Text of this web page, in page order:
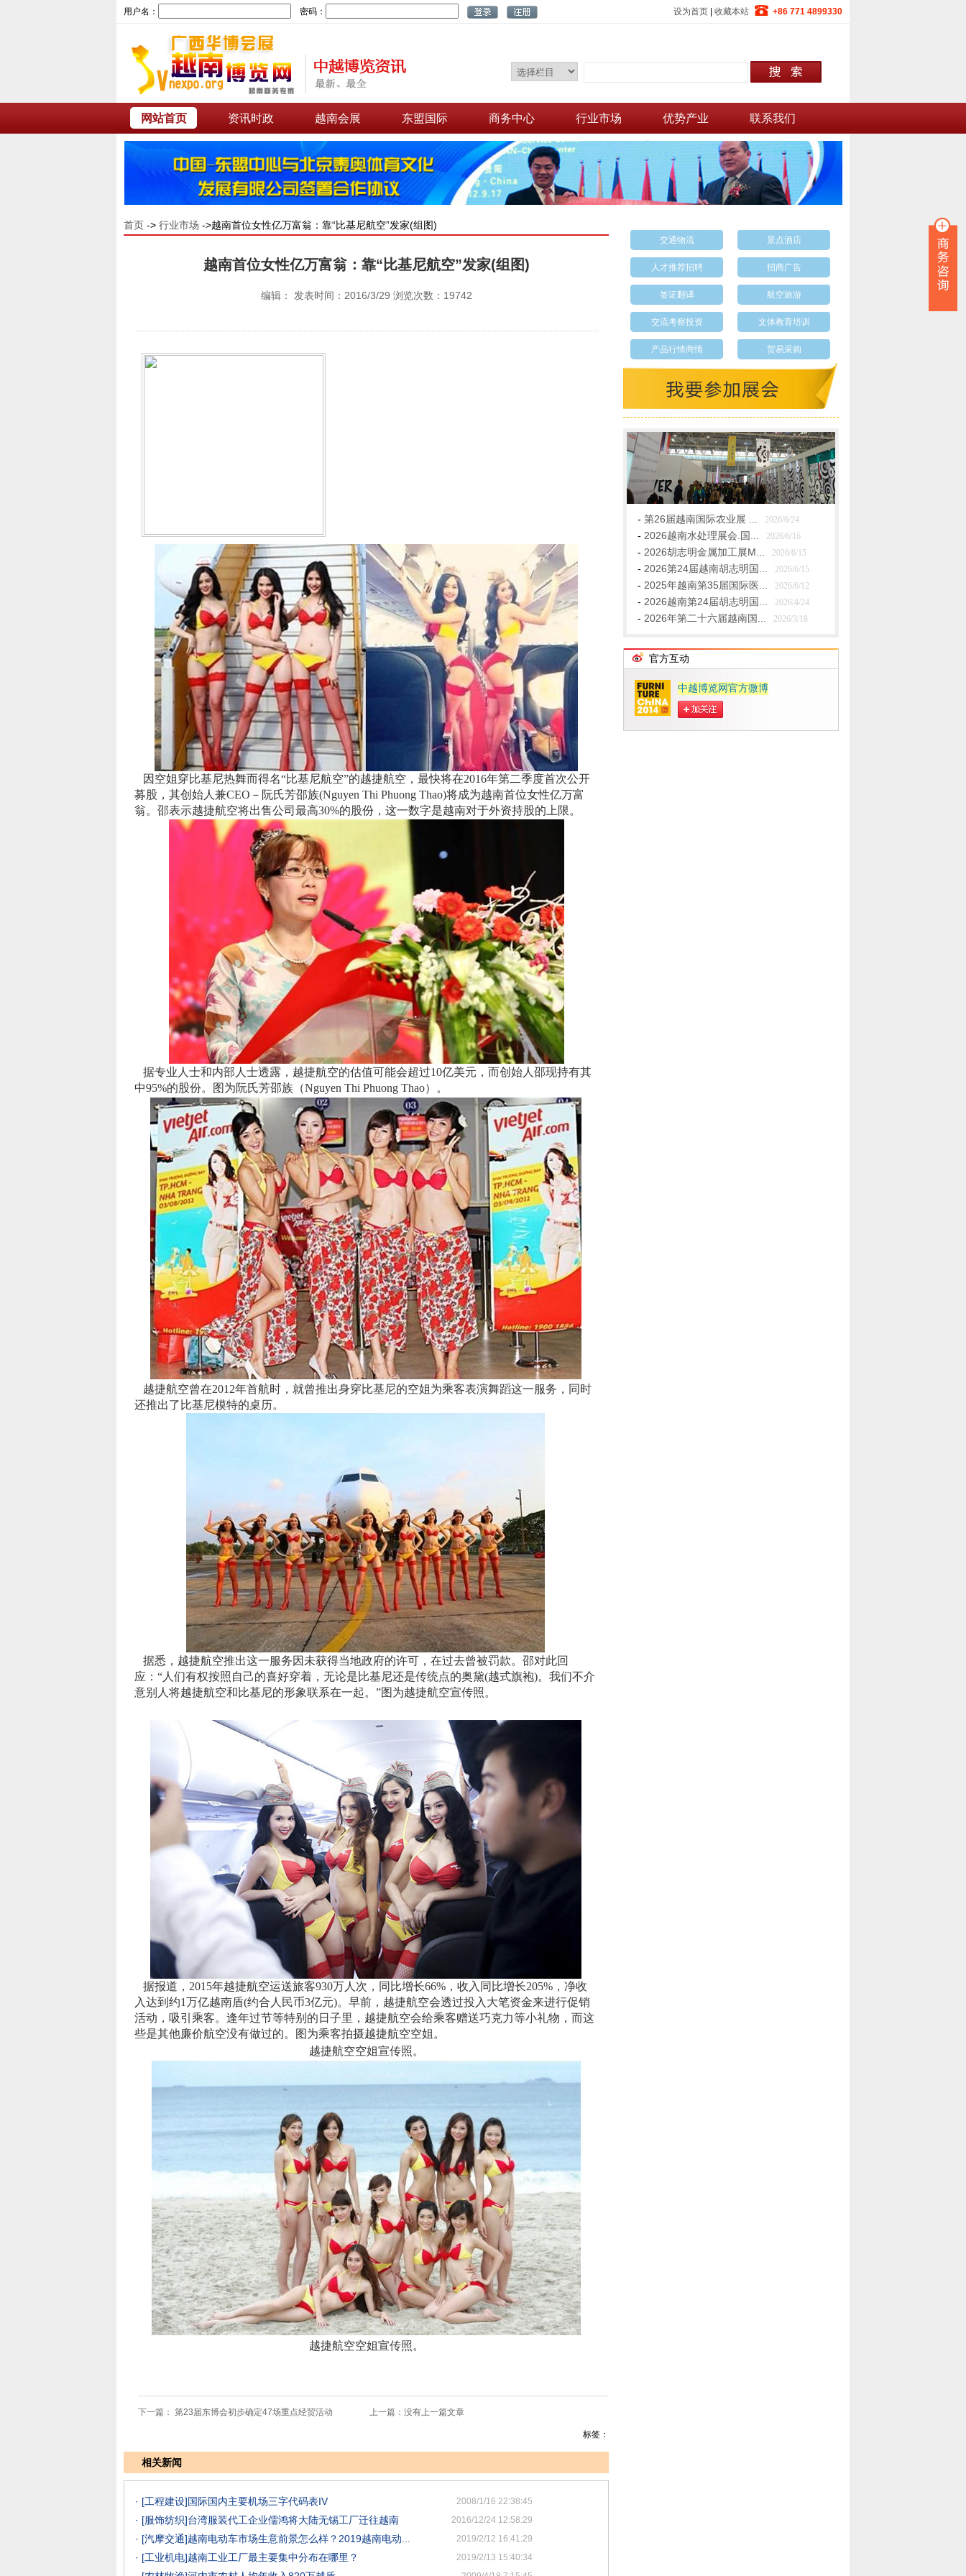
用户名： 密码： 设为首页 收藏本站 +86 771 4899330
网站首页 资讯时政 越南会展 东盟国际 商务中心 行业市场 优势产业 联系我们
首页 -> 行业市场 ->越南首位女性亿万富翁：靠“比基尼航空”发家(组图)
越南首位女性亿万富翁：靠“比基尼航空”发家(组图)
编辑： 发表时间：2016/3/29 浏览次数：19742
因空姐穿比基尼热舞而得名“比基尼航空”的越捷航空，最快将在2016年第二季度首次公开
募股，其创始人兼CEO－阮氏芳邵族(Nguyen Thi Phuong Thao)将成为越南首位女性亿万富
翁。邵表示越捷航空将出售公司最高30%的股份，这一数字是越南对于外资持股的上限。
据专业人士和内部人士透露，越捷航空的估值可能会超过10亿美元，而创始人邵现持有其
中95%的股份。图为阮氏芳邵族（Nguyen Thi Phuong Thao）。
越捷航空曾在2012年首航时，就曾推出身穿比基尼的空姐为乘客表演舞蹈这一服务，同时
还推出了比基尼模特的桌历。
据悉，越捷航空推出这一服务因未获得当地政府的许可，在过去曾被罚款。邵对此回
应：“人们有权按照自己的喜好穿着，无论是比基尼还是传统点的奥黛(越式旗袍)。我们不介
意别人将越捷航空和比基尼的形象联系在一起。”图为越捷航空宣传照。
据报道，2015年越捷航空运送旅客930万人次，同比增长66%，收入同比增长205%，净收
入达到约1万亿越南盾(约合人民币3亿元)。早前，越捷航空会透过投入大笔资金来进行促销
活动，吸引乘客。逢年过节等特别的日子里，越捷航空会给乘客赠送巧克力等小礼物，而这
些是其他廉价航空没有做过的。图为乘客拍摄越捷航空空姐。
越捷航空空姐宣传照。
越捷航空空姐宣传照。
下一篇： 第23届东博会初步确定47场重点经贸活动 上一篇：没有上一篇文章
标签：
相关新闻
· [工程建设]国际国内主要机场三字代码表IV 2008/1/16 22:38:45
· [服饰纺织]台湾服装代工企业儒鸿将大陆无锡工厂迁往越南 2016/12/24 12:58:29
· [汽摩交通]越南电动车市场生意前景怎么样？2019越南电动... 2019/2/12 16:41:29
· [工业机电]越南工业工厂最主要集中分布在哪里？ 2019/2/13 15:40:34
交通物流 景点酒店
人才推荐招聘 招商广告
签证翻译 航空旅游
交流考察投资 文体教育培训
产品行情商情 贸易采购
- 第26届越南国际农业展 ... 2026/6/24
- 2026越南水处理展会.国... 2026/6/16
- 2026胡志明金属加工展M... 2026/6/15
- 2026第24届越南胡志明国... 2026/6/15
- 2025年越南第35届国际医... 2026/6/12
- 2026越南第24届胡志明国... 2026/4/24
- 2026年第二十六届越南国... 2026/3/18
官方互动
中越博览网官方微博